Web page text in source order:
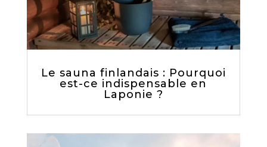
Le sauna finlandais : Pourquoi
est-ce indispensable en
Laponie ?